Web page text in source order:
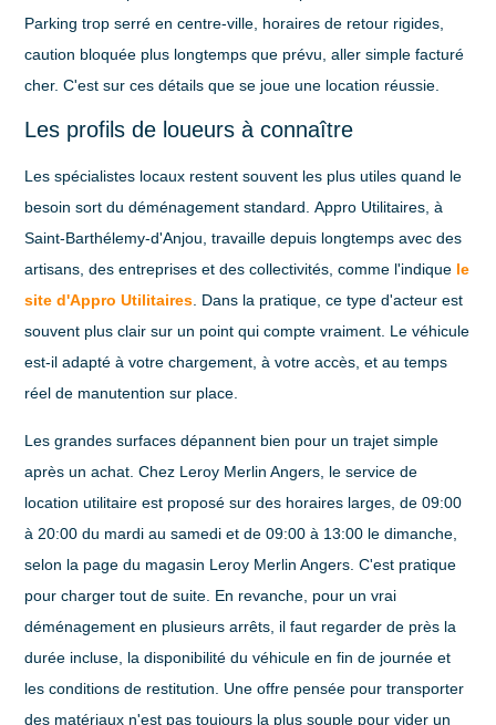
Parking trop serré en centre-ville, horaires de retour rigides,
caution bloquée plus longtemps que prévu, aller simple facturé
cher. C'est sur ces détails que se joue une location réussie.
Les profils de loueurs à connaître
Lesspécialistes locaux restent souvent les plus utiles quand le
besoin sort du déménagement standard.Appro Utilitaires, à
Saint-Barthélemy-d'Anjou, travaille depuis longtemps avec des
artisans, des entreprises et des collectivités, comme l'indique le
site d'Appro Utilitaires. Dans la pratique, ce type d'acteur est
souvent plus clair sur un point qui compte vraiment. Le véhicule
est-il adapté à votre chargement, à votre accès, et au temps
réel de manutention sur place.
Lesgrandes surfaces dépannent bien pour un trajet simple
après un achat. Chez Leroy Merlin Angers , le service de
location utilitaire est proposé sur des horaires larges, de09:00
à 20:00 du mardi au samedi et de 09:00 à 13:00 le dimanche
selon la page du magasin Leroy Merlin Angers. C'est pratique
pour charger tout de suite. En revanche, pour un vrai
déménagement en plusieurs arrêts, il faut regarder de près la
durée incluse, la disponibilité du véhicule en fin de journée et
les conditions de restitution. Une offre pensée pour transporter
des matériaux n'est pas toujours la plus souple pour vider un